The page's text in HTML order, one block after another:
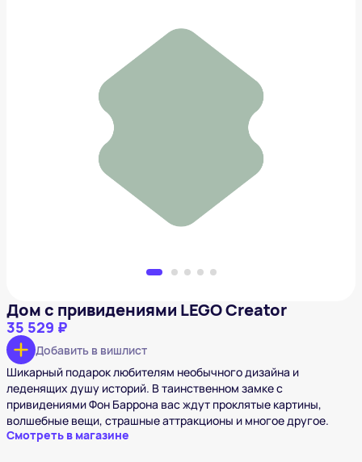
Дом с привидениями LEGO Creator
Дом с привидениями LEGO Creator
35 529 ₽
Добавить в вишлист
Шикарный подарок любителям необычного дизайна и
леденящих душу историй. В таинственном замке с
привидениями Фон Баррона вас ждут проклятые картины,
волшебные вещи, страшные аттракционы и многое другое.
Смотреть в магазине